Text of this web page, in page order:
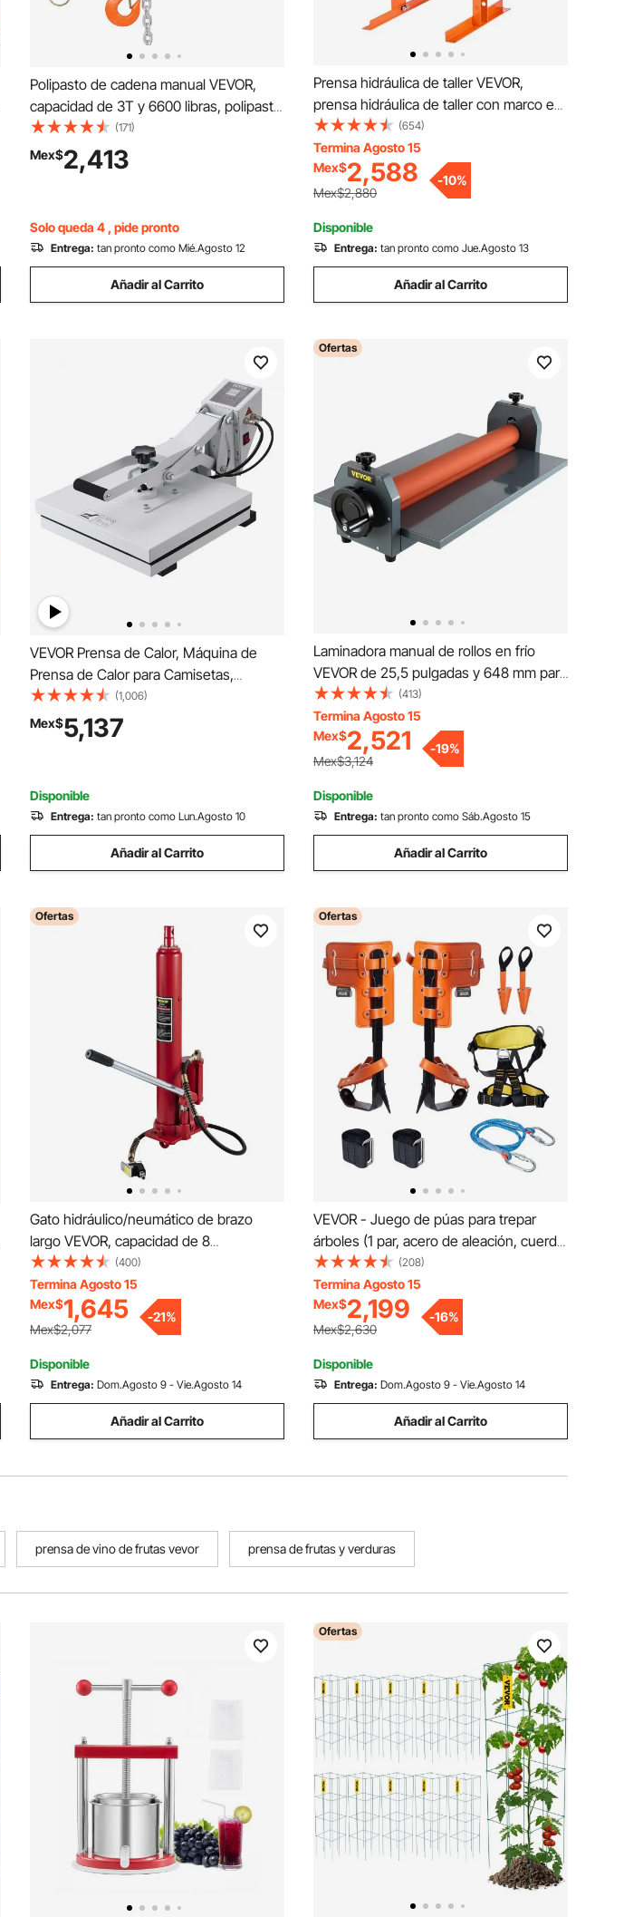
Polipasto de cadena manual VEVOR,
capacidad de 3T y 6600 libras, polipasto
de alta resistencia, cadena de acero
aleado G80 de 20 pies de elevación con
freno mecánico de doble trinquete,
(171)
Mex$2,413
Solo queda 4 , pide pronto
Entrega: tan pronto como Mié.Agosto 12
Añadir al Carrito
Prensa hidráulica de taller VEVOR,
prensa hidráulica de taller con marco en
H de 6 toneladas, prensa de taller
ajustable con placas de prensado,
prensa hidráulica de alta resistencia para
garaje, taller y piso.
(654)
Termina Agosto 15
Mex$2,588
Mex$2,880
-10%
Disponible
Entrega: tan pronto como Jue.Agosto 13
Añadir al Carrito
VEVOR Prensa de Calor, Máquina de
Prensa de Calor para Camisetas,
Calentamiento Rápido, Prensa de Calor
de Alta Presión 15x15, Impresora de
Sublimación Industrial Digital de Potencia
(1,006)
Mex$5,137
Disponible
Entrega: tan pronto como Lun.Agosto 10
Añadir al Carrito
Ofertas
Laminadora manual de rollos en frío
VEVOR de 25,5 pulgadas y 648 mm para
vinilo y fotos (413)
Termina Agosto 15
Mex$2,521
Mex$3,124
-19%
Disponible
Entrega: tan pronto como Sáb.Agosto 15
Añadir al Carrito
Ofertas
Gato hidráulico/neumático de brazo
largo VEVOR, capacidad de 8
toneladas/17363 libras, con bomba de
pistón simple y base de horquilla,
elevador manual con asa, para grúas de
taller/garaje, elevador de motor, rojo
(400)
Termina Agosto 15
Mex$1,645
Mex$2,077
-21%
Disponible
Entrega: Dom.Agosto 9 - Vie.Agosto 14
Añadir al Carrito
Ofertas
VEVOR - Juego de púas para trepar
árboles (1 par, acero de aleación, cuerda
y arnés de seguridad, capacidad de
carga de 159 kg), equipo de
arboricultura para trepar y recoger fruta,
color naranja
(208)
Termina Agosto 15
Mex$2,199
Mex$2,630
-16%
Disponible
Entrega: Dom.Agosto 9 - Vie.Agosto 14
Añadir al Carrito
prensa de vino de frutas vevor prensa de frutas y verduras
Ofertas